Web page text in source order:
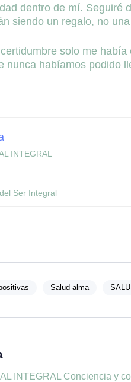
dentro de mí.
siendo un regalo, no
solo me
nunca habíamos podido
INTEGRAL
Ser Integral
Salud alma
INTEGRAL Conciencia y